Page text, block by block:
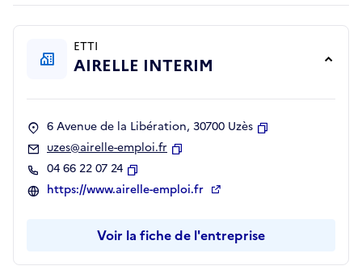
ETTI
AIRELLE INTERIM
6 Avenue de la Libération, 30700 Uzès
uzes@airelle-emploi.fr
04 66 22 07 24
Copier
https://www.airelle-emploi.fr
Voir la fiche de l'entreprise